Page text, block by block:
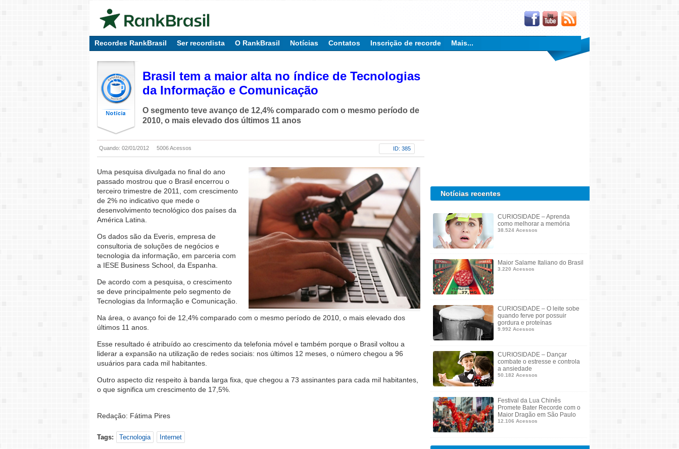
Recordes RankBrasil Ser recordista O RankBrasil Notícias Contatos Inscrição de recorde Mais...
Brasil tem a maior alta no índice de Tecnologias
da Informação e Comunicação
O segmento teve avanço de 12,4% comparado com o mesmo período de
2010, o mais elevado dos últimos 11 anos
Quando: 02/01/2012 5006 Acessos ID: 385
Uma pesquisa divulgada no final do ano
passado mostrou que o Brasil encerrou o
terceiro trimestre de 2011, com crescimento
de 2% no indicativo que mede o
desenvolvimento tecnológico dos países da
América Latina.
Os dados são da Everis, empresa de
consultoria de soluções de negócios e
tecnologia da informação, em parceria com
a IESE Business School, da Espanha.
De acordo com a pesquisa, o crescimento
se deve principalmente pelo segmento de
Tecnologias da Informação e Comunicação.
Na área, o avanço foi de 12,4% comparado com o mesmo período de 2010, o mais elevado dos
últimos 11 anos.
Esse resultado é atribuído ao crescimento da telefonia móvel e também porque o Brasil voltou a
liderar a expansão na utilização de redes sociais: nos últimos 12 meses, o número chegou a 96
usuários para cada mil habitantes.
Outro aspecto diz respeito à banda larga fixa, que chegou a 73 assinantes para cada mil habitantes,
o que significa um crescimento de 17,5%.
Redação: Fátima Pires
Tags: Tecnologia Internet
Notícias recentes
CURIOSIDADE – Aprenda
como melhorar a memória
38.524 Acessos
Maior Salame Italiano do Brasil
3.220 Acessos
CURIOSIDADE – O leite sobe
quando ferve por possuir
gordura e proteínas
9.992 Acessos
CURIOSIDADE – Dançar
combate o estresse e controla
a ansiedade
50.182 Acessos
Festival da Lua Chinês
Promete Bater Recorde com o
Maior Dragão em São Paulo
12.106 Acessos